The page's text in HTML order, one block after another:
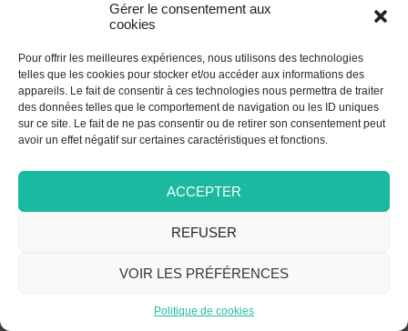
Gérer le consentement aux
cookies
Pour offrir les meilleures expériences, nous utilisons des technologies
telles que les cookies pour stocker et/ou accéder aux informations des
appareils. Le fait de consentir à ces technologies nous permettra de traiter
des données telles que le comportement de navigation ou les ID uniques
sur ce site. Le fait de ne pas consentir ou de retirer son consentement peut
avoir un effet négatif sur certaines caractéristiques et fonctions.
ACCEPTER
REFUSER
VOIR LES PRÉFÉRENCES
Politique de cookies